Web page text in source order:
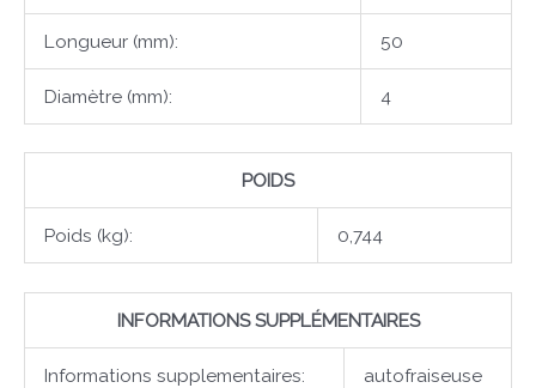
Longueur (mm): 50
Diamètre (mm): 4
POIDS
Poids (kg): 0,744
INFORMATIONS SUPPLÉMENTAIRES
Informations supplementaires: autofraiseuse